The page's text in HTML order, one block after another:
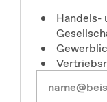
Handels-